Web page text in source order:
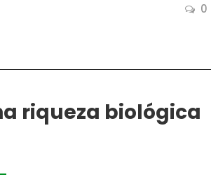
0
riqueza biológica